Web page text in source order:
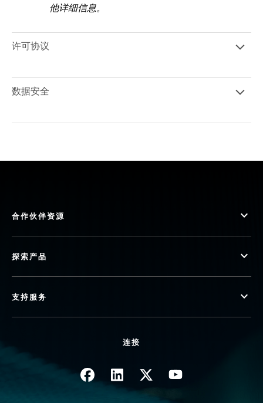
他详细信息。
许可协议
数据安全
合作伙伴资源
探索产品
支持服务
连接
图像 图像 图像 图像